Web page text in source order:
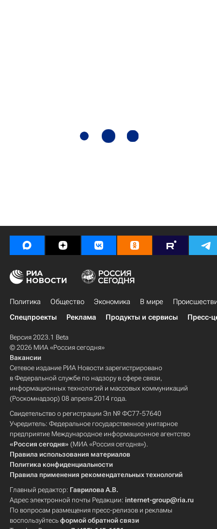
Политика Общество Экономика В мире
Спецпроекты
Реклама Продукты и сервисы Пресс-
Версия 2023.1 Beta
© 2026 МИА «Россия сегодня»
Вакансии
Сетевое издание РИА Новости зарегистрировано
в Федеральной службе по надзору в сфере связи,
информационных технологий и массовых коммуникаций
(Роскомнадзор) 08 апреля 2014 года.
Свидетельство о регистрации Эл № ФС77-57640
Учредитель: Федеральное государственное унитарное
предприятие Международное информационное агентство
«Россия сегодня» (МИА «Россия сегодня»).
Правила использования материалов
Политика конфиденциальности
Правила применения рекомендательных технологий
Главный редактор: Гаврилова А.В.
Адрес электронной почты Редакции: internet-group@ria.ru
По вопросам размещения пресс-релизов и рекламы
воспользуйтесьформой обратной связи